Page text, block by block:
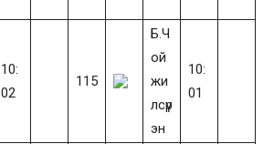
10:
02
115
Б.Ч
ой
жи
лсүр
эн
10:
01